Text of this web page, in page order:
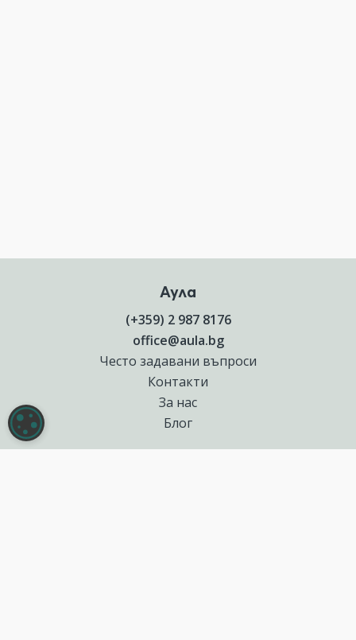
Аула
(+359) 2 987 8176
office@aula.bg
Често задавани въпроси
Контакти
За нас
Блог
НАСТРОЙКИ НА БИСКВИТКИТЕ